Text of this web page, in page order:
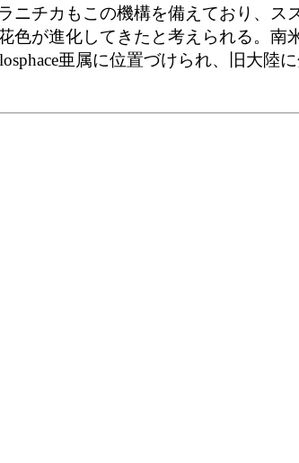
ニチカもこの機構を備えており、ス
色が進化してきたと考えられる。南
亜属に位置づけられ、旧大陸